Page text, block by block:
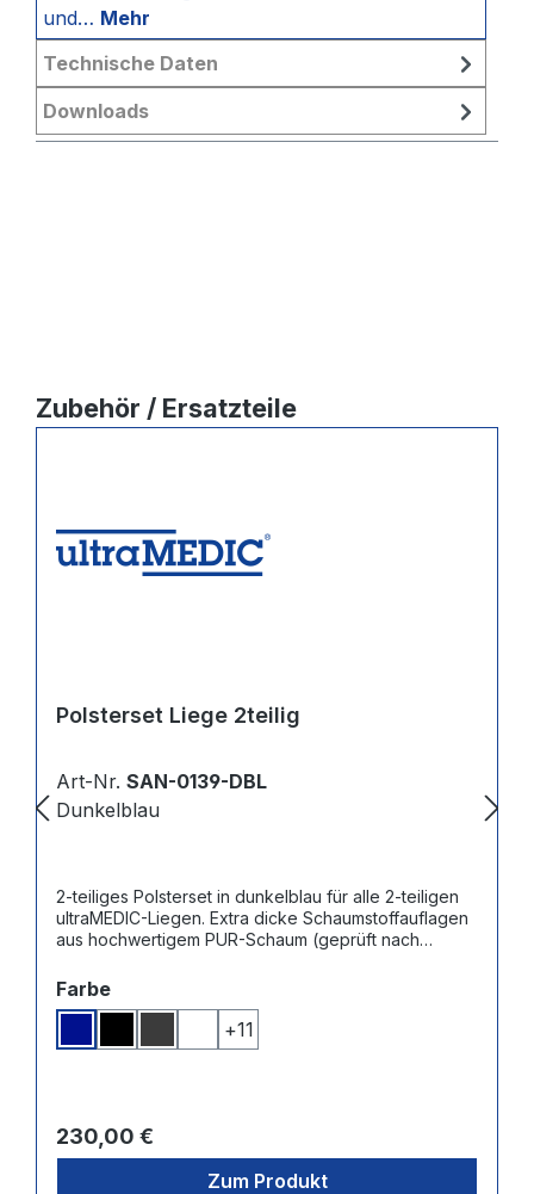
und… Mehr
Technische Daten
Downloads
Produktgalerie überspringen
Zubehör / Ersatzteile
Polsterset Liege 2teilig
Art-Nr. SAN-0139-DBL
Dunkelblau
2-teiliges Polsterset in dunkelblau für alle 2-teiligen
ultraMEDIC-Liegen. Extra dicke Schaumstoffauflagen
aus hochwertigem PUR-Schaum (geprüft nach
Qualitätskunstleder mit edler, feiner Narbenstruktur,
Farbeauswählen
Dunkelblau
SchwarzDunkelgrau
Weiß
+11
Regulärer Preis:
230,00 €
Zum Produkt